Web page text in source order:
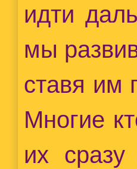
идти
мы
ставя им
Многие
их сразу